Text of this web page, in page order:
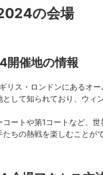
の会場
開催地の情報
リス・ロンドンにあるオ
して知られており、ウィ
ートや第1コートなど、世
ちの熱戦を楽しむことがで